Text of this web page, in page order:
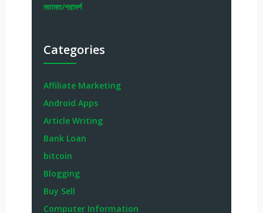
মতামত/পরামর্শ
Categories
Affiliate Marketing
Android Apps
Article Writing
Bank Loan
bitcoin
Blogging
Buy Sell
Computer Information